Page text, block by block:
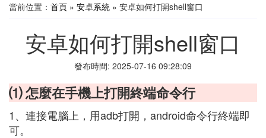
當前位置： 首頁 » 安卓系統 » 安卓如何打開shell窗口
安卓如何打開shell窗口
發布時間: 2025-07-16 09:28:09
⑴ 怎麼在手機上打開終端命令行
1、連接電腦上，用adb打開，android命令行終端即
可。